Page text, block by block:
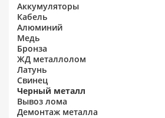
Аккумуляторы
Кабель
Алюминий
Медь
Бронза
ЖД металлолом
Латунь
Свинец
Черный металл
Вывоз лома
Демонтаж металла